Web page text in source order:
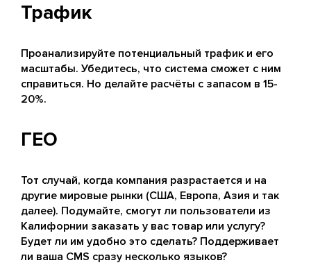
Трафик
Проанализируйте потенциальный трафик и его
масштабы. Убедитесь, что система сможет с ним
справиться. Но делайте расчёты с запасом в 15-
20%.
ГЕО
Тот случай, когда компания разрастается и на
другие мировые рынки (США, Европа, Азия и так
далее). Подумайте, смогут ли пользователи из
Калифорнии заказать у вас товар или услугу?
Будет ли им удобно это сделать? Поддерживает
ли ваша CMS сразу несколько языков?